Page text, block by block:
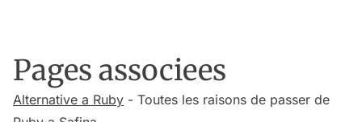
Pages associees
Alternative a Ruby - Toutes les raisons de passer de